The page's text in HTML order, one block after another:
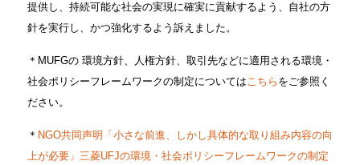
提供し、持続可能な社会の実現に確実に貢献するよう、自社の方
針を実行し、かつ強化するよう訴えました。
＊MUFGの 環境方針、人権方針、取引先などに適用される環境・
社会ポリシーフレームワークの制定についてはこちら をご参照く
ださい。
＊ NGO共同声明「小さな前進、しかし具体的な取り組み内容の向
上が必要」三菱UFJの環境・社会ポリシーフレームワークの制定